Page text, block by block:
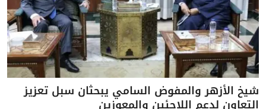
شيخ الأزهر والمفوض السامي يبحثان سبل تعزيز